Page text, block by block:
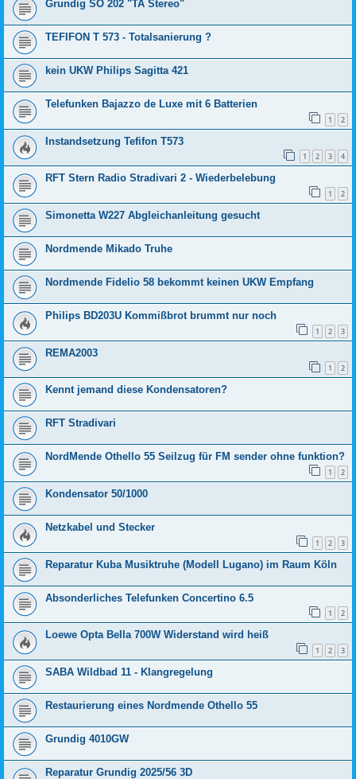
Grundig SO 202 "TA Stereo"
TEFIFON T 573 - Totalsanierung ?
kein UKW Philips Sagitta 421
Telefunken Bajazzo de Luxe mit 6 Batterien
1 2
Instandsetzung Tefifon T573
1 2 3 4
RFT Stern Radio Stradivari 2 - Wiederbelebung
1 2
Simonetta W227 Abgleichanleitung gesucht
Nordmende Mikado Truhe
Nordmende Fidelio 58 bekommt keinen UKW Empfang
Philips BD203U Kommißbrot brummt nur noch
1 2 3
REMA2003
1 2
Kennt jemand diese Kondensatoren?
RFT Stradivari
NordMende Othello 55 Seilzug für FM sender ohne funktion?
1 2
Kondensator 50/1000
Netzkabel und Stecker
1 2 3
Reparatur Kuba Musiktruhe (Modell Lugano) im Raum Köln
Absonderliches Telefunken Concertino 6.5
1 2
Loewe Opta Bella 700W Widerstand wird heiß
1 2 3
SABA Wildbad 11 - Klangregelung
Restaurierung eines Nordmende Othello 55
Grundig 4010GW
Reparatur Grundig 2025/56 3D